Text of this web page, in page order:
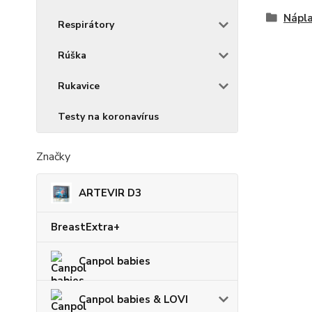
Respirátory
Rúška
Rukavice
Testy na koronavírus
Značky
ARTEVIR D3
BreastExtra+
Canpol babies
Canpol babies & LOVI